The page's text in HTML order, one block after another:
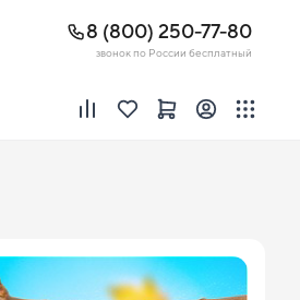
8 (800) 250-77-80
звонок по России бесплатный